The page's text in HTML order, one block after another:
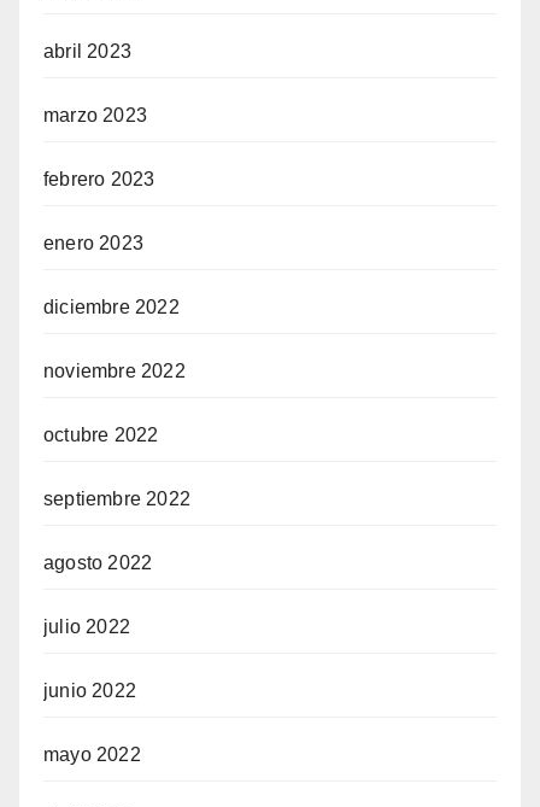
abril 2023
marzo 2023
febrero 2023
enero 2023
diciembre 2022
noviembre 2022
octubre 2022
septiembre 2022
agosto 2022
julio 2022
junio 2022
mayo 2022